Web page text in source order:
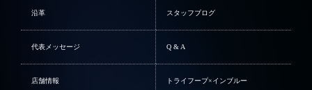
沿革 スタッフブログ
代表メッセージ Q & A
店舗情報 トライフープ×インブルー